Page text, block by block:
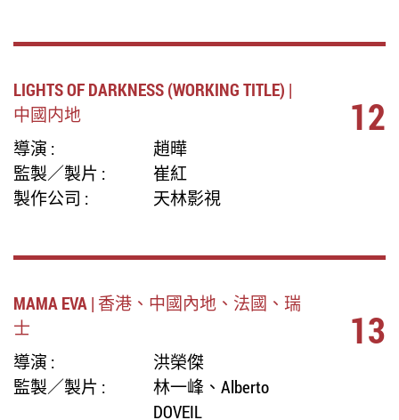
LIGHTS OF DARKNESS (WORKING TITLE) |
中國内地
導演 :
趙曄
監製／製片 :
崔紅
製作公司 :
天林影視
12
MAMA EVA | 香港、中國內地、法國、瑞
士
導演 :
洪榮傑
監製／製片 :
林一峰、Alberto
DOVEIL
13